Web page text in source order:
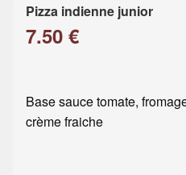
Pizza indienne junior
7.50 €
Base sauce tomate,
crème fraiche